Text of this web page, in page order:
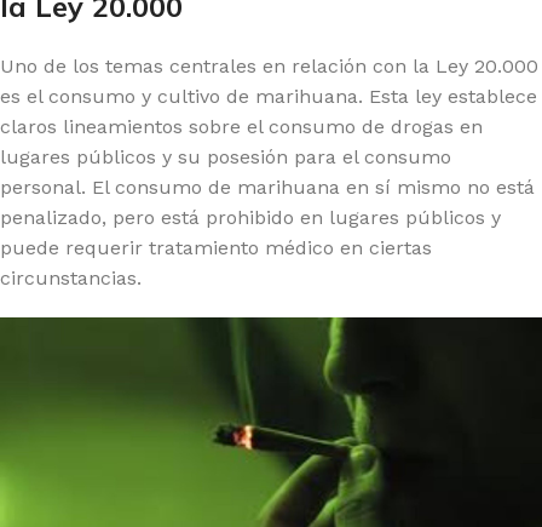
Uno de los temas centrales en relación con la Ley 20.000
es el consumo y cultivo de marihuana. Esta ley establece
claros lineamientos sobre el consumo de drogas en
lugares públicos y su posesión para el consumo
personal. El consumo de marihuana en sí mismo no está
penalizado, pero está prohibido en lugares públicos y
puede requerir tratamiento médico en ciertas
circunstancias.